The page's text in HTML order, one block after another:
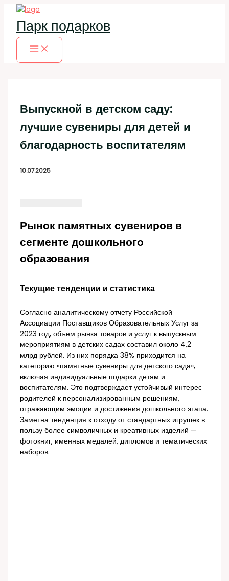
Перейти
содержимому
Парк подарков
Выпускной в детском саду:
лучшие сувениры для детей и
благодарность воспитателям
10.07.2025
Рынок памятных сувениров в
сегменте дошкольного
образования
Текущие тенденции и статистика
Согласно аналитическому отчету Российской
Ассоциации Поставщиков Образовательных Услуг за
2023 год, объем рынка товаров и услуг к выпускным
мероприятиям в детских садах составил около 4,2
млрд рублей. Из них порядка 38% приходится на
категорию «памятные сувениры для детского сада»,
включая индивидуальные подарки детям и
воспитателям. Это подтверждает устойчивый интерес
родителей к персонализированным решениям,
отражающим эмоции и достижения дошкольного этапа.
Заметна тенденция к отходу от стандартных игрушек в
пользу более символичных и креативных изделий —
фотокниг, именных медалей, дипломов и тематических
наборов.